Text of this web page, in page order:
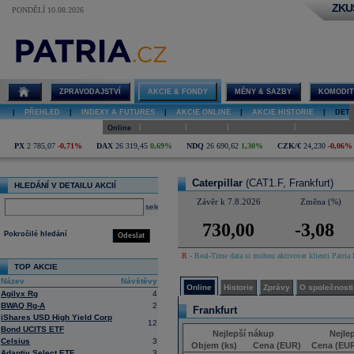
PONDĚLÍ 10.08.2026
Caterpillar
ZPRAVODAJSTVÍ AKCIE & FONDY MĚNY & SAZBY
PŘEHLED INDEXY A FUTURES AKCIE ONLINE AKCIE HISTORIE
Online
PX 2 785,07 -0,71% DAX 26 319,45 0,69% NDQ 26 690,62 1,30% CZK/€ 24,230 -0,06%
HLEDÁNÍ V DETAILU AKCIÍ
select
Odeslat
Pokročilé hledání
TOP AKCIE
Název
Návštěvy
Agilyx Rg
4
BWAQ Rg-A
2
iShares USD High Yield Corp
Bond UCITS ETF
12
Celsius
3
Caterpillar (CAT1.F, Frankfurt)
Závěr k 7.8.2026 Změna (%)
730,00 -3,08
R - Real-Time data si mohou aktivovat klienti
Online Historie Zprávy O společnosti
Frankfurt
Nejlepší nákup
Objem (ks)
Cena (EUR)
Cena